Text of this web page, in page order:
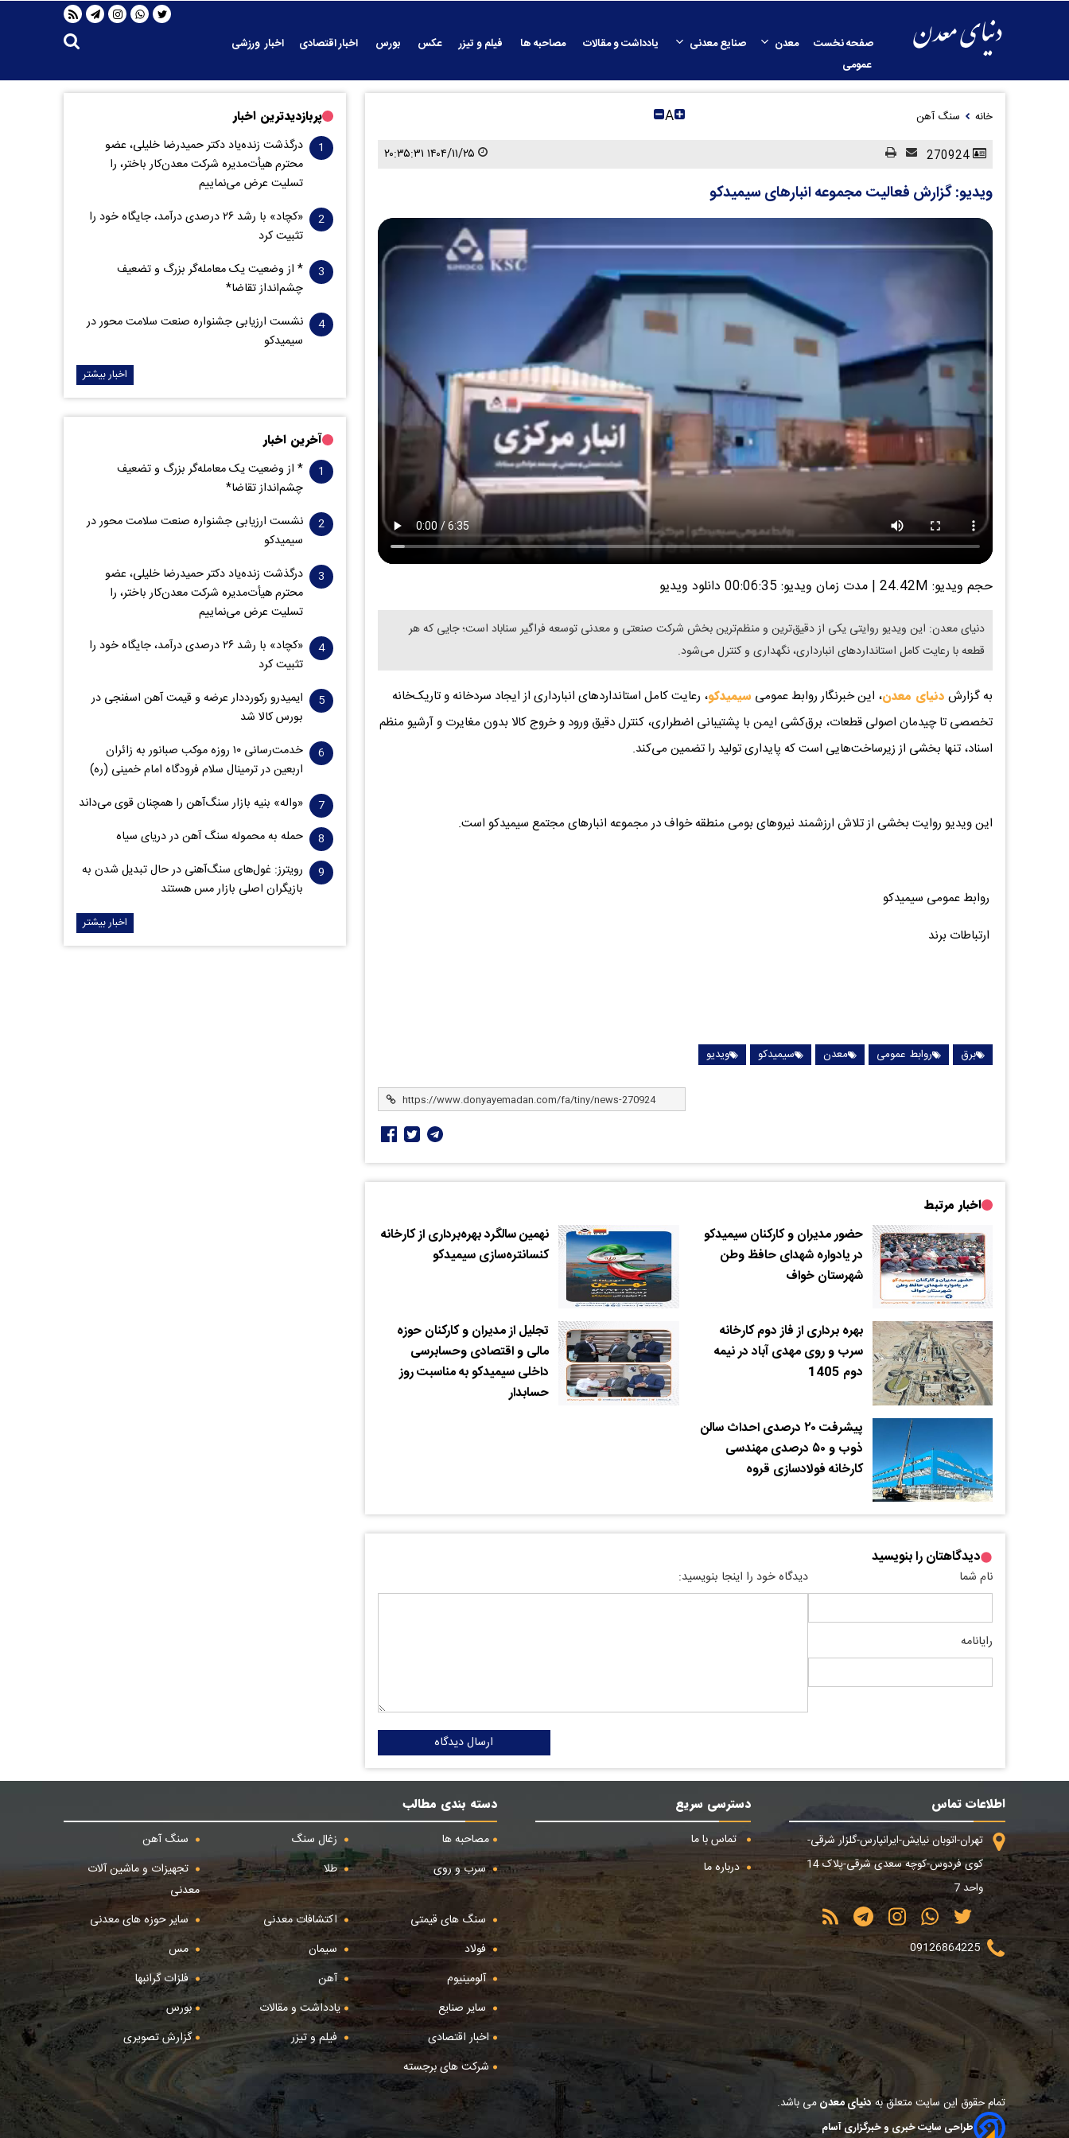
صفحه نخست معدن صنایع معدنی یادداشت و مقالات مصاحبه ها فیلم و تیزر عکس بورس اخبار اقتصادی
اخبار ورزشی
عمومی
خانه سنگ آهن A
۱۴۰۴/۱۱/۲۵ ۲۰:۳۵:۳۱
ویدیو: گزارش فعالیت‌ مجموعه انبارهای سیمیدکو
حجم ویدیو: 24.42M | مدت زمان ویدیو: 00:06:35 دانلود ویدیو
دنیای معدن: این ویدیو روایتی یکی از دقیق‌ترین و منظم‌ترین بخش شرکت صنعتی و معدنی توسعه فراگیر سناباد است؛ جایی که هر
قطعه با رعایت کامل استانداردهای انبارداری، نگهداری و کنترل می‌شود.
به گزارش دنیای معدن، این خبرنگار روابط عمومی سیمیدکو، رعایت کامل استانداردهای انبارداری از ایجاد سردخانه و تاریک‌خانه
تخصصی تا چیدمان اصولی قطعات، برق‌کشی ایمن با پشتیبانی اضطراری، کنترل دقیق ورود و خروج کالا بدون مغایرت و آرشیو منظم
اسناد، تنها بخشی از زیرساخت‌هایی است که پایداری تولید را تضمین می‌کند.
این ویدیو روایت بخشی از تلاش‌ ارزشمند نیروهای بومی منطقه خواف در مجموعه انبارهای مجتمع سیمیدکو است.
روابط عمومی سیمیدکو
ارتباطات برند
برق روابط عمومی معدن سیمیدکو ویدیو
اخبار مرتبط
حضور مدیران و کارکنان سیمیدکو
در یادواره شهدای حافظ وطن
شهرستان خواف
نهمین سالگرد بهره‌برداری از کارخانه
کنسانتره‌سازی سیمیدکو
بهره برداری از فاز دوم کارخانه
سرب و روی مهدی آباد در نیمه
دوم 1405
تجلیل از مدیران و کارکنان حوزه
مالی و اقتصادی وحسابرسی
داخلی سیمیدکو به مناسبت روز
حسابدار
پیشرفت ۲۰ درصدی احداث سالن
ذوب و ۵۰ درصدی مهندسی
کارخانه فولادسازی قروه
دیدگاهتان را بنویسید
نام شما
رایانامه
دیدگاه خود را اینجا بنویسید:
ارسال دیدگاه
پربازدیدترین اخبار
درگذشت زنده‌یاد دکتر حمیدرضا خلیلی، عضو
محترم هیأت‌مدیره شرکت معدن‌کار باختر، را
تسلیت عرض می‌نماییم
«کچاد» با رشد ۲۶ درصدی درآمد، جایگاه خود را
تثبیت کرد
* از وضعیت یک معامله‌گر بزرگ و تضعیف
چشم‌انداز تقاضا*
نشست ارزیابی جشنواره صنعت سلامت‌ محور در
سیمیدکو
اخبار بیشتر
آخرین اخبار
* از وضعیت یک معامله‌گر بزرگ و تضعیف
چشم‌انداز تقاضا*
نشست ارزیابی جشنواره صنعت سلامت‌ محور در
سیمیدکو
درگذشت زنده‌یاد دکتر حمیدرضا خلیلی، عضو
محترم هیأت‌مدیره شرکت معدن‌کار باختر، را
تسلیت عرض می‌نماییم
«کچاد» با رشد ۲۶ درصدی درآمد، جایگاه خود را
تثبیت کرد
ایمیدرو رکورددار عرضه و قیمت آهن اسفنجی در
بورس کالا شد
خدمت‌رسانی ۱۰ روزه موکب صبانور به زائران
اربعین در ترمینال سلام فرودگاه امام خمینی (ره)
«واله» بنیه بازار سنگ‌آهن را همچنان قوی می‌داند
حمله به محموله سنگ آهن در دریای سیاه
رویترز: غول‌های سنگ‌آهنی‌ در حال تبدیل شدن به
بازیگران اصلی بازار مس هستند
اخبار بیشتر
اطلاعات تماس
تهران-اتوبان نیایش-ایرانپارس-گلزار شرقی-
کوی فردوس-کوچه سعدی شرقی-پلاک 14
واحد 7
09126864225
دسترسی سریع
تماس با ما
درباره ما
دسته بندی مطالب
مصاحبه ها
زغال سنگ
سنگ آهن
سرب و روی
طلا
تجهیزات و ماشین آلات
معدنی
سنگ های قیمتی
اکتشافات معدنی
سایر حوزه های معدنی
فولاد
سیمان
مس
آلومینیوم
آهن
فلزات گرانبها
سایر صنایع
یادداشت و مقالات
بورس
اخبار اقتصادی
فیلم و تیزر
گزارش تصویری
شرکت های برجسته
تمام حقوق این سایت متعلق بهدنیای معدنمی باشد.
طراحی سایت خبری و خبرگزاری آسام